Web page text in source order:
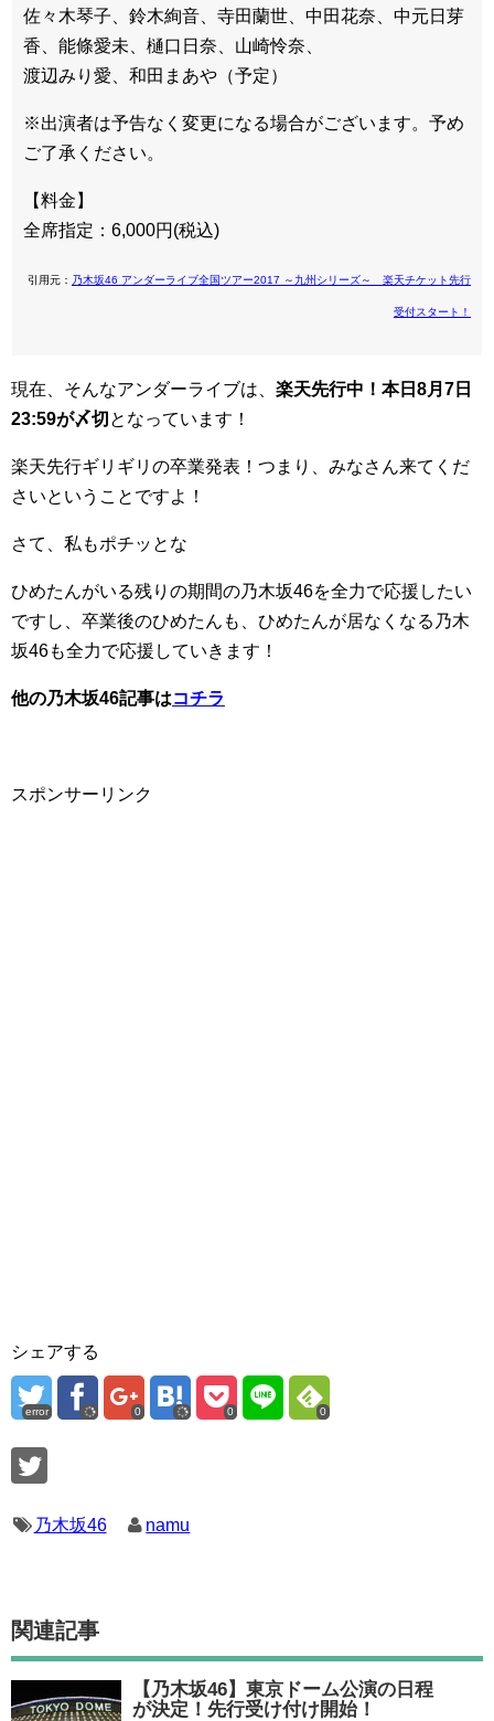
佐々木琴子、鈴木絢音、寺田蘭世、中田花奈、中元日芽
香、能條愛未、樋口日奈、山崎怜奈、
渡辺みり愛、和田まあや（予定）
※出演者は予告なく変更になる場合がございます。予め
ご了承ください。
【料金】
全席指定：6,000円(税込)
引用元： 乃木坂46 アンダーライブ全国ツアー2017 ～九州シリーズ～ 楽天チケット先行
受付スタート！
現在、そんなアンダーライブは、 楽天先行中！本日8月7日
23:59が〆切 となっています！
楽天先行ギリギリの卒業発表！つまり、みなさん来てくだ
さいということですよ！
さて、私もポチッとな
ひめたんがいる残りの期間の乃木坂46を全力で応援したい
ですし、卒業後のひめたんも、ひめたんが居なくなる乃木
坂46も全力で応援していきます！
他の乃木坂46記事はコチラ
スポンサーリンク
シェアする
error 0 0 0
乃木坂46 namu
関連記事
【乃木坂46】東京ドーム公演の日程
が決定！先行受け付け開始！